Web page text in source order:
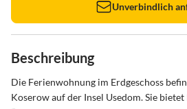
Unverbindlich
Beschreibung
Die Ferienwohnung im Erdgeschoss
Koserow auf der Insel Usedom. Sie